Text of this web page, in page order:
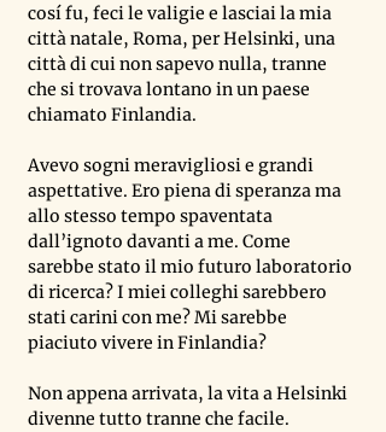
cosí fu, feci le valigie e lasciai la mia
città natale, Roma, per Helsinki, una
città di cui non sapevo nulla, tranne
che si trovava lontano in un paese
chiamato Finlandia.
Avevo sogni meravigliosi e grandi
aspettative. Ero piena di speranza ma
allo stesso tempo spaventata
dall’ignoto davanti a me. Come
sarebbe stato il mio futuro laboratorio
di ricerca? I miei colleghi sarebbero
stati carini con me? Mi sarebbe
piaciuto vivere in Finlandia?
Non appena arrivata, la vita a Helsinki
divenne tutto tranne che facile.